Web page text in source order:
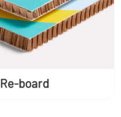
Re-board